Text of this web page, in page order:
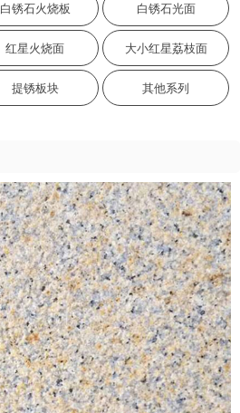
白锈石火烧板 白锈石光面
红星火烧面 大小红星荔枝面
提锈板块 其他系列